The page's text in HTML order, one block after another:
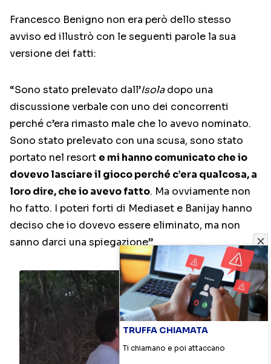
Francesco Benigno non era però dello stesso
avviso ed illustrò con le seguenti parole la sua
versione dei fatti:
“Sono stato prelevato dall’Isoladopo una
discussione verbale con uno dei concorrenti
perché c’era rimasto male che lo avevo nominato.
Sono stato prelevato con una scusa, sono stato
portato nel resort e mi hanno comunicato che io
dovevo lasciare il gioco perché c’era qualcosa, a
loro dire, che io avevo fatto. Ma ovviamente non
ho fatto. I poteri forti di Mediaset e Banijay hanno
deciso che io dovevo essere eliminato, ma non
sanno darci una spiegazione”
TRUFFA CHIAMATA
Ti chiamano e poi attaccano